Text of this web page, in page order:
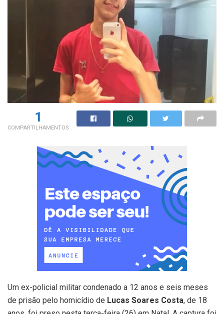
1
COMPARTILHAMENTOS
Um ex-policial militar condenado a 12 anos e seis meses
de prisão pelo homicídio de Lucas Soares Costa, de 18